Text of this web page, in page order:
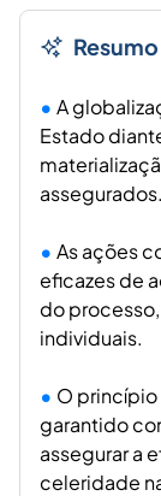
A
Estado
assegurados.
As ações
eficazes de
do
individuais.
O princípio
garantido
assegurar a
celeridade